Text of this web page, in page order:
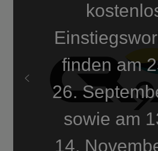
finden am
26.
sowie am
14.